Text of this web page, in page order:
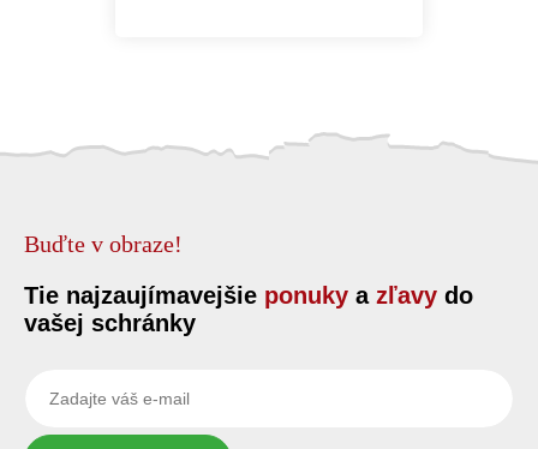
Buďte v obraze!
Tie najzaujímavejšie ponuky a zľavy do
vašej schránky